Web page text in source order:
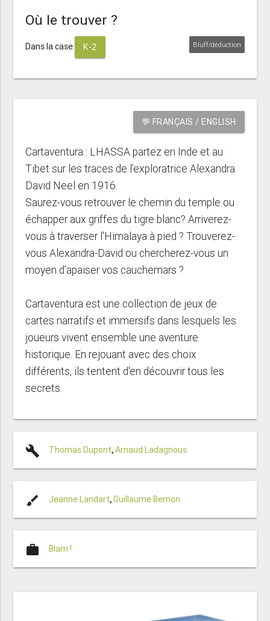
Où le trouver ?
Dans la case K-2 Bluff/déduction
💬 FRANÇAIS / ENGLISH
Cartaventura : LHASSA partez en Inde et au
Tibet sur les traces de l’exploratrice Alexandra
David Neel en 1916.
Saurez-vous retrouver le chemin du temple ou
échapper aux griffes du tigre blanc? Arriverez-
vous à traverser l'Himalaya à pied ? Trouverez-
vous Alexandra-David ou chercherez-vous un
moyen d’apaiser vos cauchemars ?
Cartaventura est une collection de jeux de
cartes narratifs et immersifs dans lesquels les
joueurs vivent ensemble une aventure
historique. En rejouant avec des choix
différents, ils tentent d'en découvrir tous les
secrets.
build Thomas Dupont,Arnaud Ladagnous
brush Jeanne Landart,Guillaume Bernon
work Blam !